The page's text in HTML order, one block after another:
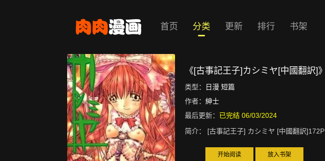
首页 分类 更新 排行 书架
《[古事記王子]カシミヤ[中國翻訳]》
类型： 日漫 短篇
作者： 紳士
最后更新： 已完结 06/03/2024
简介：
[古事記王子] カシミヤ [中國翻訳]172P
开始阅读 放入书架